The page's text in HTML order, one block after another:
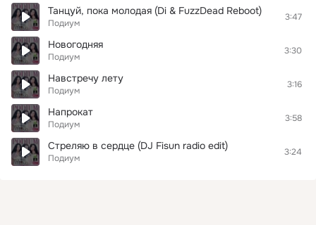
Танцуй, пока молодая (Di & FuzzDead Reboot)
Подиум
3:47
Новогодняя
Подиум
3:30
Навстречу лету
Подиум
3:16
Напрокат
Подиум
3:58
Стреляю в сердце (DJ Fisun radio edit)
Подиум
3:24